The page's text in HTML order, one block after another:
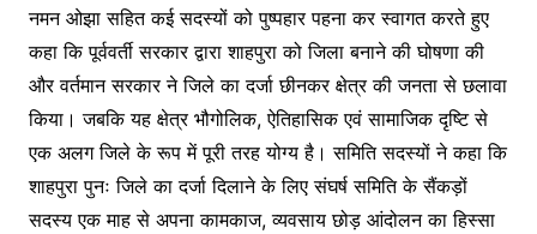
नमन ओझा सहित कई सदस्यों को पुष्पहार पहना कर स्वागत करते हुए
कहा कि पूर्ववर्ती सरकार द्वारा शाहपुरा को जिला बनाने की घोषणा की
और वर्तमान सरकार ने जिले का दर्जा छीनकर क्षेत्र की जनता से छलावा
किया। जबकि यह क्षेत्र भौगोलिक, ऐतिहासिक एवं सामाजिक दृष्टि से
एक अलग जिले के रूप में पूरी तरह योग्य है। समिति सदस्यों ने कहा कि
शाहपुरा पुनः जिले का दर्जा दिलाने के लिए संघर्ष समिति के सैंकड़ों
सदस्य एक माह से अपना कामकाज, व्यवसाय छोड़ आंदोलन का हिस्सा